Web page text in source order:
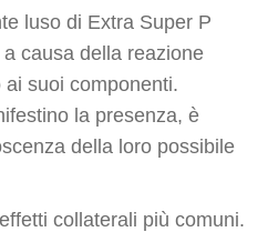
luso di Extra Super P
causa della reazione
suoi componenti.
la presenza, è
della loro possibile
collaterali più comuni.